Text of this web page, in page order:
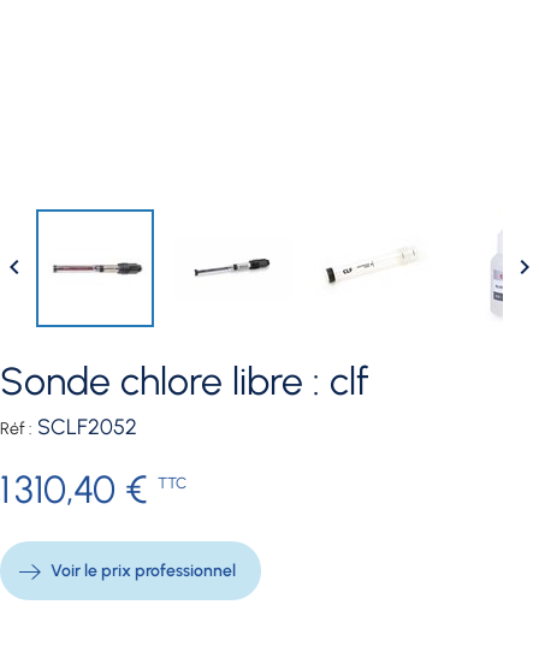
 
sonde chlore libre : clf
Réf : SCLF2052
1 310,40 € TTC
Voir le prix professionnel